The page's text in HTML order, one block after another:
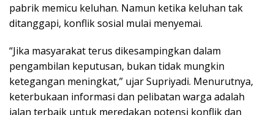
pabrik memicu keluhan. Namun ketika keluhan tak
ditanggapi, konflik sosial mulai menyemai.
“Jika masyarakat terus dikesampingkan dalam
pengambilan keputusan, bukan tidak mungkin
ketegangan meningkat,” ujar Supriyadi. Menurutnya,
keterbukaan informasi dan pelibatan warga adalah
jalan terbaik untuk meredakan potensi konflik dan